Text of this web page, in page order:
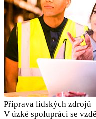
Příprava lidských zdrojů
V úzké spolupráci se